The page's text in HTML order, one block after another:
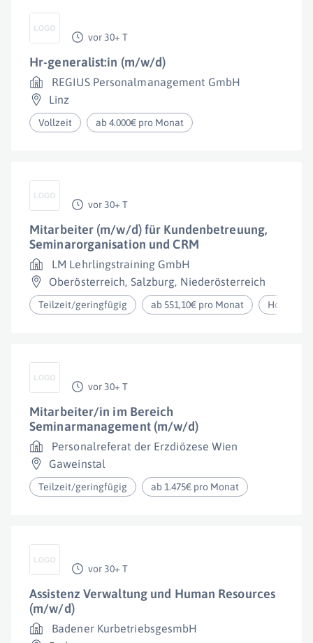
vor 30+ T
Hr-generalist:in (m/w/d)
REGIUS Personalmanagement GmbH
Linz
Vollzeit ab 4.000€ pro Monat
vor 30+ T
Mitarbeiter (m/w/d) für Kundenbetreuung,
Seminarorganisation und CRM
LM Lehrlingstraining GmbH
Oberösterreich, Salzburg, Niederösterreich
Teilzeit/geringfügig ab 551,10€ pro Monat
vor 30+ T
Mitarbeiter/in im Bereich
Seminarmanagement (m/w/d)
Personalreferat der Erzdiözese Wien
Gaweinstal
Teilzeit/geringfügig ab 1.475€ pro Monat
vor 30+ T
Assistenz Verwaltung und Human Resources
(m/w/d)
Badener KurbetriebsgesmbH